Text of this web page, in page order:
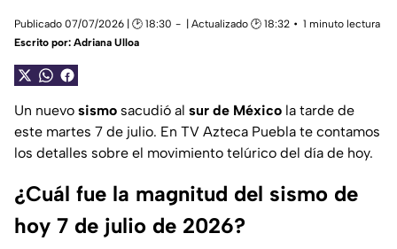
Publicado 07/07/2026 | 🕑 18:30 | Actualizado 🕑 18:32
1 minuto lectura
Escrito por: Adriana Ulloa
Un nuevo sismo sacudió al sur de México la tarde de
este martes 7 de julio. En TV Azteca Puebla te contamos
los detalles sobre el movimiento telúrico del día de hoy.
¿Cuál fue la magnitud del sismo de
hoy 7 de julio de 2026?